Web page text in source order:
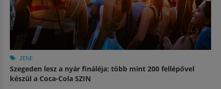
ZENE
Szegeden lesz a nyár fináléja: több mint 200 fellépővel
készül a Coca-Cola SZIN